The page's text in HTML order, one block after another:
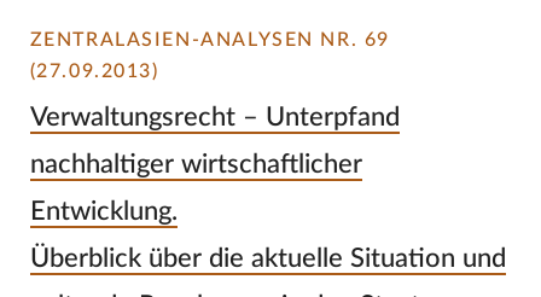
ZENTRALASIEN-ANALYSEN NR. 69
(27.09.2013)
Verwaltungsrecht – Unterpfand
nachhaltiger wirtschaftlicher
Entwicklung.
Überblick über die aktuelle Situation und